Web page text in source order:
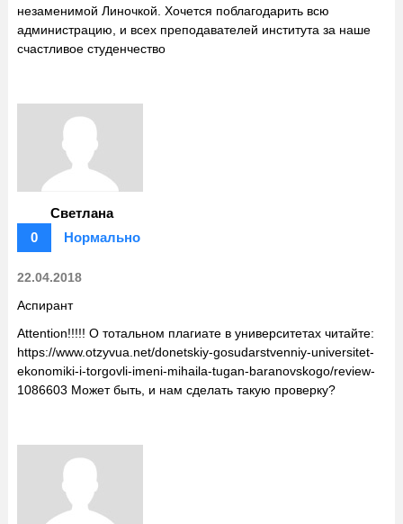
незаменимой Линочкой. Хочется поблагодарить всю
администрацию, и всех преподавателей института за наше
счастливое студенчество
Светлана
0
Нормально
22.04.2018
Аспирант
Attention!!!!! О тотальном плагиате в университетах читайте:
https://www.otzyvua.net/donetskiy-gosudarstvenniy-universitet-
ekonomiki-i-torgovli-imeni-mihaila-tugan-baranovskogo/review-
1086603 Может быть, и нам сделать такую проверку?